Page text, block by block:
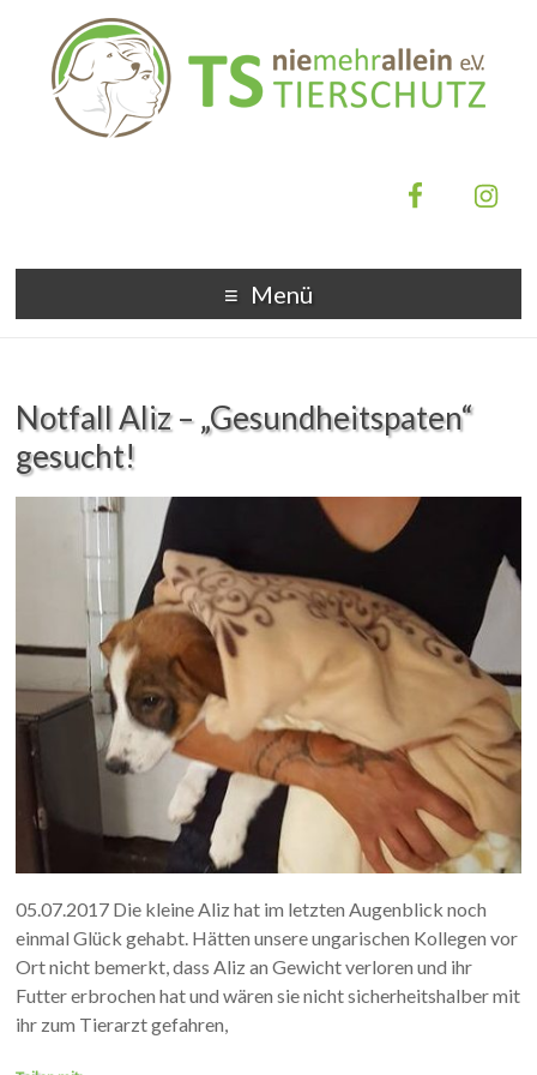
Menü
Notfall Aliz – „Gesundheitspaten“
gesucht!
05.07.2017 Die kleine Aliz hat im letzten Augenblick noch
einmal Glück gehabt. Hätten unsere ungarischen Kollegen vor
Ort nicht bemerkt, dass Aliz an Gewicht verloren und ihr
Futter erbrochen hat und wären sie nicht sicherheitshalber mit
ihr zum Tierarzt gefahren,